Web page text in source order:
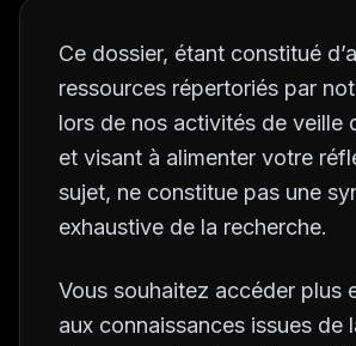
Ce dossier, étant constitué
ressources répertoriés par
lors de nos activités de veille
et visant à alimenter votre
sujet, ne constitue pas une
exhaustive de la recherche.
Vous souhaitez accéder plus
aux connaissances issues de